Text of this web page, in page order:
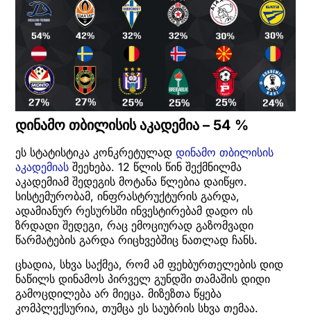
დინამო თბილისის აკადემია – 54 %
ეს სტატისტიკა კონკრეტულად დინამო თბილისის
აკადემიას შეეხება. 12 წლის წინ შექმნილმა
აკადემიამ შედეგის მოტანა წლებია დაიწყო.
სისტემურობამ, ინფრასტრუქტურის გარდა,
ადამიანურ რესურსში ინვესტირებამ დადო ის
ზრდადი შედეგი, რაც ემოციურად გაზომვადი
წარმატების გარდა რიცხვებშიც ნათლად ჩანს.
ცხადია, სხვა საქმეა, რომ ამ ფეხბურთელების დიდ
ნაწილს დინამოს პირველ გუნდში თამაშის დიდი
გამოცდილება არ მიეცა. მიზეზთა წყება
კომპლექსურია, თუმცა ეს საუბრის სხვა თემაა.